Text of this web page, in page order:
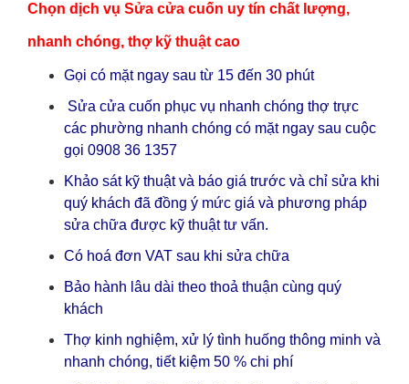
Chọn dịch vụ Sửa cửa cuốn uy tín chất lượng,
nhanh chóng, thợ kỹ thuật cao
Gọi có mặt ngay sau từ 15 đến 30 phút
Sửa cửa cuốn phục vụ nhanh chóng thợ trực
các phường nhanh chóng có mặt ngay sau cuộc
gọi 0908 36 1357
Khảo sát kỹ thuật và báo giá trước và chỉ sửa khi
quý khách đã đồng ý mức giá và phương pháp
sửa chữa được kỹ thuật tư vấn.
Có hoá đơn VAT sau khi sửa chữa
Bảo hành lâu dài theo thoả thuận cùng quý
khách
Thợ kinh nghiệm, xử lý tình huống thông minh và
nhanh chóng, tiết kiệm 50 % chi phí